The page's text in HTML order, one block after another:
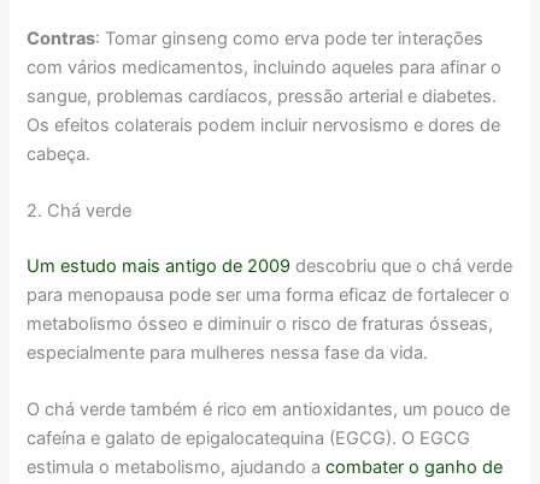
Contras: Tomar ginseng como erva pode ter interações
com vários medicamentos, incluindo aqueles para afinar o
sangue, problemas cardíacos, pressão arterial e diabetes.
Os efeitos colaterais podem incluir nervosismo e dores de
cabeça.
2. Chá verde
Um estudo mais antigo de 2009 descobriu que o chá verde
para menopausa pode ser uma forma eficaz de fortalecer o
metabolismo ósseo e diminuir o risco de fraturas ósseas,
especialmente para mulheres nessa fase da vida.
O chá verde também é rico em antioxidantes, um pouco de
cafeína e galato de epigalocatequina (EGCG). O EGCG
estimula o metabolismo, ajudando acombater o ganho de